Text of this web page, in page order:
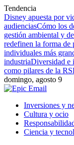
Tendencia
Disney apuesta por
audienciasCómo los
gestión ambiental y
redefinen la forma de
individuales más
industriaDiversidad e
como pilares de la
domingo, agosto 9
Inversiones y
Cultura y ocio
Ciencia y